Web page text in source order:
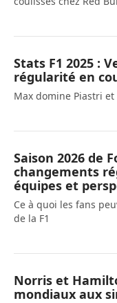
Stats F1 2025 :
régularité en
Max domine Piastri
Saison 2026 de
changements
équipes et
Ce à quoi les fans
de la F1
Norris et
mondiaux aux